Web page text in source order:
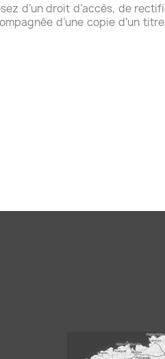
d’un droit d’accès, de
d’une copie d’un